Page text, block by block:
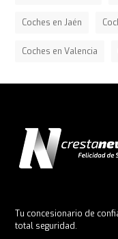
Coches en Jaén
Coches en Valencia
Tu concesionario de
total seguridad.